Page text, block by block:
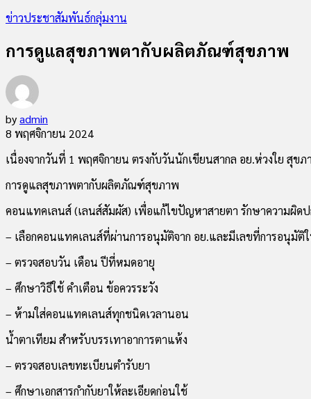
ข่าวประชาสัมพันธ์กลุ่มงาน
การดูแลสุขภาพตากับผลิตภัณฑ์สุขภาพ
byadmin
8 พฤศจิกายน 2024
เนื่องจากวันที่ 1 พฤศจิกายน ตรงกับวันนักเขียนสากล อย.ห่วงใย สุขภ
การดูแลสุขภาพตากับผลิตภัณฑ์สุขภาพ
คอนแทคเลนส์ (เลนส์สัมผัส) เพื่อแก้ไขปัญหาสายตา รักษาความผิด
– เลือกคอนแทคเลนส์ที่ผ่านการอนุมัติจาก อย.และมีเลขที่การอนุมัติ
– ตรวจสอบวัน เดือน ปีที่หมดอายุ
– ศึกษาวิธีใช้ คำเตือน ข้อควรระวัง
– ห้ามใส่คอนแทคเลนส์ทุกชนิดเวลานอน
น้ำตาเทียม สำหรับบรรเทาอาการตาแห้ง
– ตรวจสอบเลขทะเบียนตำรับยา
– ศึกษาเอกสารกำกับยาให้ละเอียดก่อนใช้